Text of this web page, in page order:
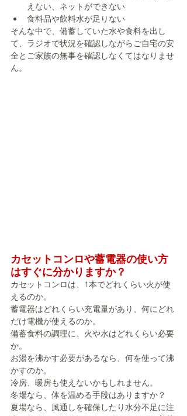
えない、ネットができない
食料品や飲料水が足りない
そんな中で、備蓄していた水や食料を出し
て、ラジオで状況を確認しながらご自宅の安
全とご家族の無事を確認しなくてはなりませ
ん。
カセットコンロや蓄電器の使い方
はすぐに分かりますか？
カセットコンロは、1本でどれくらい火が使
えるのか。
蓄電器はどれくらい充電量があり、何にどれ
だけ電機が使えるのか。
備蓄食料の調理に、火や水はどれくらい必要
か。
お湯を沸かす必要があるなら、何を使って沸
かすのか。
冷房、暖房も使えないかもしれません。
冬場なら、体を温める手段はありますか？
夏場なら、風通しを確保したり水分不足に注